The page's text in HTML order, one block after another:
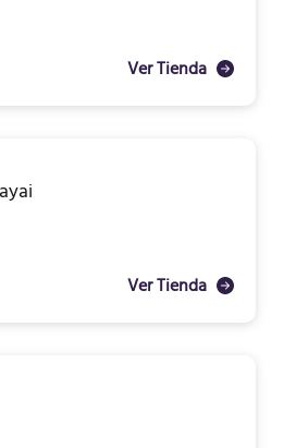
Ver Tienda
Ver Tienda